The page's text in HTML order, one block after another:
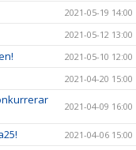
2021-05-19 14:00
2021-05-12 13:00
2021-05-10 12:00
2021-04-20 15:00
2021-04-09 16:00
2021-04-06 15:00